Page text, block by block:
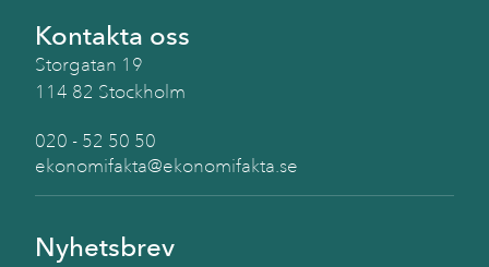
Kontakta oss
Storgatan 19
114 82 Stockholm
020 - 52 50 50
ekonomifakta@ekonomifakta.se
Nyhetsbrev